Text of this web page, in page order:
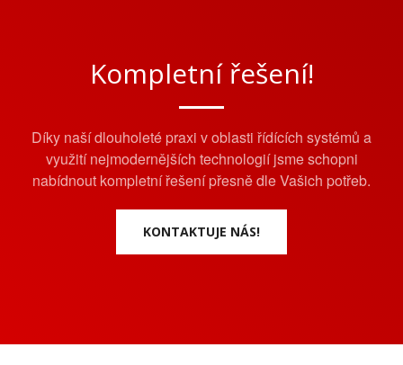
Kompletní řešení!
Díky naší dlouholeté praxi v oblasti řídících systémů a
využití nejmodernějších technologií jsme schopni
nabídnout kompletní řešení přesně dle Vašich potřeb.
KONTAKTUJE NÁS!